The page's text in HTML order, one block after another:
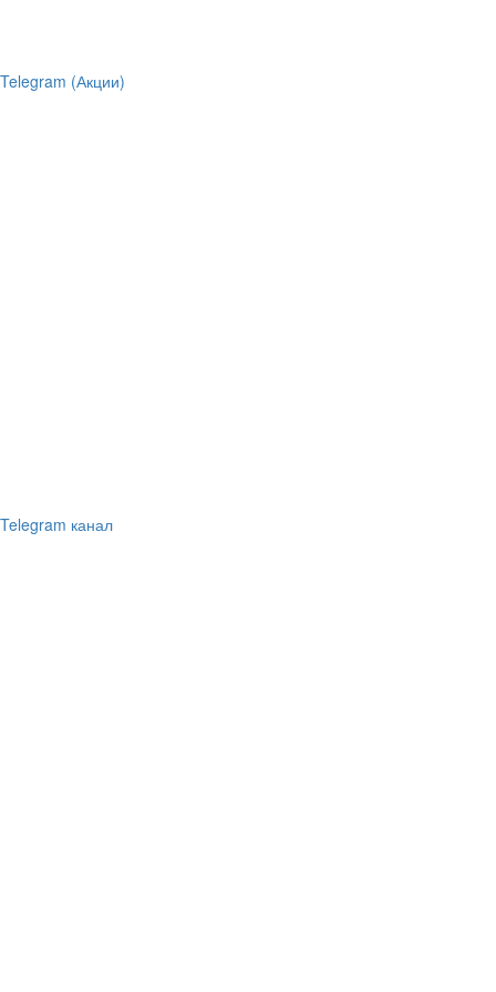
Telegram (Акции)
Telegram канал